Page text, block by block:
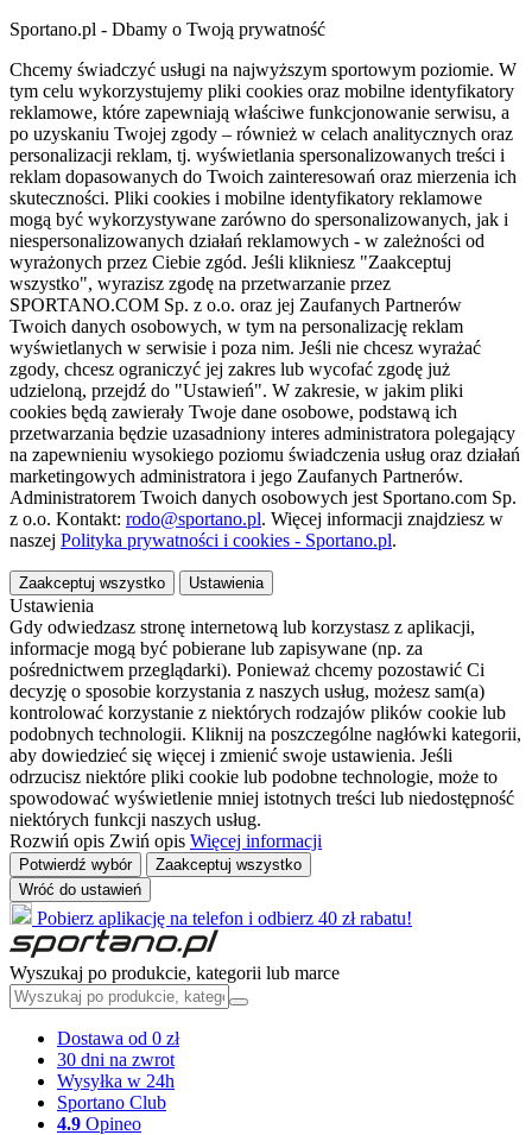
Sportano.pl - Dbamy o Twoją prywatność
Chcemy świadczyć usługi na najwyższym sportowym poziomie. W
tym celu wykorzystujemy pliki cookies oraz mobilne identyfikatory
reklamowe, które zapewniają właściwe funkcjonowanie serwisu, a
po uzyskaniu Twojej zgody – również w celach analitycznych oraz
personalizacji reklam, tj. wyświetlania spersonalizowanych treści i
reklam dopasowanych do Twoich zainteresowań oraz mierzenia ich
skuteczności. Pliki cookies i mobilne identyfikatory reklamowe
mogą być wykorzystywane zarówno do spersonalizowanych, jak i
niespersonalizowanych działań reklamowych - w zależności od
wyrażonych przez Ciebie zgód. Jeśli klikniesz "Zaakceptuj
wszystko", wyrazisz zgodę na przetwarzanie przez
SPORTANO.COM Sp. z o.o. oraz jej Zaufanych Partnerów
Twoich danych osobowych, w tym na personalizację reklam
wyświetlanych w serwisie i poza nim. Jeśli nie chcesz wyrażać
zgody, chcesz ograniczyć jej zakres lub wycofać zgodę już
udzieloną, przejdź do "Ustawień". W zakresie, w jakim pliki
cookies będą zawierały Twoje dane osobowe, podstawą ich
przetwarzania będzie uzasadniony interes administratora polegający
na zapewnieniu wysokiego poziomu świadczenia usług oraz działań
marketingowych administratora i jego Zaufanych Partnerów.
Administratorem Twoich danych osobowych jest Sportano.com Sp.
z o.o. Kontakt: rodo@sportano.pl. Więcej informacji znajdziesz w
naszej Polityka prywatności i cookies - Sportano.pl.
Zaakceptuj wszystko Ustawienia
Ustawienia
Gdy odwiedzasz stronę internetową lub korzystasz z aplikacji,
informacje mogą być pobierane lub zapisywane (np. za
pośrednictwem przeglądarki). Ponieważ chcemy pozostawić Ci
decyzję o sposobie korzystania z naszych usług, możesz sam(a)
kontrolować korzystanie z niektórych rodzajów plików cookie lub
podobnych technologii. Kliknij na poszczególne nagłówki kategorii,
aby dowiedzieć się więcej i zmienić swoje ustawienia. Jeśli
odrzucisz niektóre pliki cookie lub podobne technologie, może to
spowodować wyświetlenie mniej istotnych treści lub niedostępność
niektórych funkcji naszych usług.
Rozwiń opis Zwiń opis Więcej informacji
Potwierdź wybór
Zaakceptuj wszystko
Wróć do ustawień
Pobierz aplikację na telefon i odbierz 40 zł rabatu!
Wyszukaj po produkcie, kategorii lub marce
Dostawa od 0 zł
30 dni na zwrot
Wysyłka w 24h
Sportano Club
4.9 Opineo